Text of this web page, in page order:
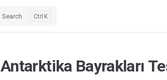
Search K
Antarktika Bayrakları